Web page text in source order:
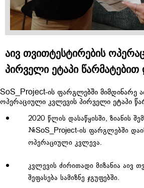
აივ თვითტესტირების
პირველი ეტაპი
SoS_Project-ის ფარგლებში მიმდინარე
ოპერაციული კვლევის პირველი ეტაპი
2020 წლის დასაწყისში, ზიანის
#SoS_Project-ის ფარგლებში
ოპერაციული კვლევა.
კვლევის ძირითადი მიზანია აივ
შეფასება სამიზნე ჯგუფებში.